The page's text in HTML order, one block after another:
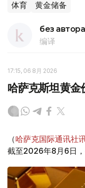
体育 黄金储备
без автора
编译
17:15, 06 8月 2026
哈萨克斯坦黄金
（哈萨克国际通讯社
截至2026年8月6日，